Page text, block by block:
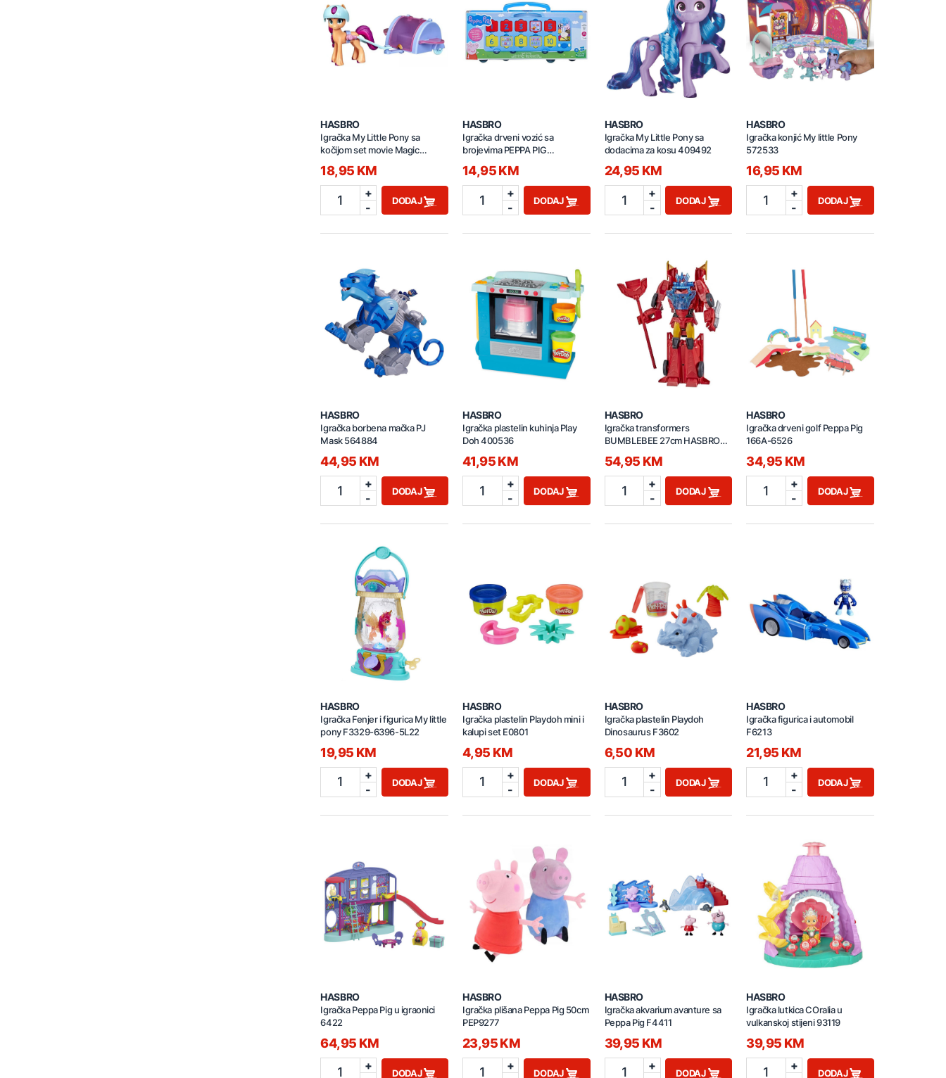
HASBRO
Igračka My Little Pony sa
kočijom set movie Magic
F2449
18,95 KM
1
+
-
DODAJ
HASBRO
Igračka drveni vozić sa
brojevima PEPPA PIG
30234132
14,95 KM
1
+
-
DODAJ
HASBRO
Igračka My Little Pony sa
dodacima za kosu 409492
24,95 KM
1
+
-
DODAJ
HASBRO
Igračka konjić My little Pony
572533
16,95 KM
1
+
-
DODAJ
HASBRO
Igračka borbena mačka PJ
Mask 564884
44,95 KM
1
+
-
DODAJ
HASBRO
Igračka plastelin kuhinja Play
Doh 400536
41,95 KM
1
+
-
DODAJ
HASBRO
Igračka transformers
BUMBLEBEE 27cm HASBRO
400525
54,95 KM
1
+
-
DODAJ
HASBRO
Igračka drveni golf Peppa Pig
166A-6526
34,95 KM
1
+
-
DODAJ
HASBRO
Igračka Fenjer i figurica My little
pony F3329-6396-5L22
19,95 KM
1
+
-
DODAJ
HASBRO
Igračka plastelin Playdoh mini i
kalupi set E0801
4,95 KM
1
+
-
DODAJ
HASBRO
Igračka plastelin Playdoh
Dinosaurus F3602
6,50 KM
1
+
-
DODAJ
HASBRO
Igračka figurica i automobil
F6213
21,95 KM
1
+
-
DODAJ
HASBRO
Igračka Peppa Pig u igraonici
6422
64,95 KM
1
+
DODAJ
HASBRO
Igračka plišana Peppa Pig 50cm
PEP9277
23,95 KM
1
+
DODAJ
HASBRO
Igračka akvarium avanture sa
Peppa Pig F4411
39,95 KM
1
+
DODAJ
HASBRO
Igračka lutkica COralia u
vulkanskoj stijeni 93119
39,95 KM
1
+
DODAJ